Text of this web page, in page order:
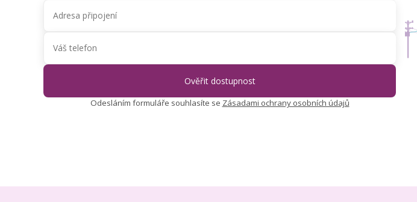
Odesláním formuláře souhlasíte se Zásadami ochrany osobních údajů